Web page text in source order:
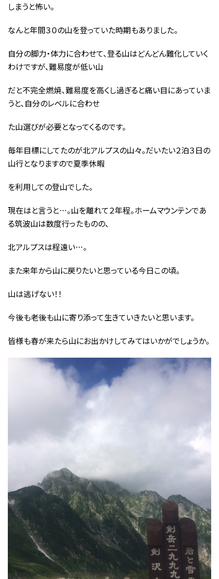
しまうと怖い。
なんと年間３０の山を登っていた時期もありました。
自分の脚力・体力に合わせて、登る山はどんどん難化していく
わけですが、難易度が低い山
だと不完全燃焼、難易度を高くし過ぎると痛い目にあっていま
うと、自分のレベルに合わせ
た山選びが必要となってくるのです。
毎年目標にしてたのが北アルプスの山々。だいたい２泊３日の
山行となりますので夏季休暇
を利用しての登山でした。
現在はと言うと…。山を離れて２年程。ホームマウンテンであ
る筑波山は数度行ったものの、
北アルプスは程遠い…。
また来年から山に戻りたいと思っている今日この頃。
山は逃げない！！
今後も老後も山に寄り添って生きていきたいと思います。
皆様も春が来たら山にお出かけしてみてはいかがでしょうか。